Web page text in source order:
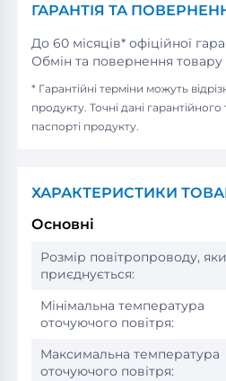
ГАРАНТІЯ ТА
До 60 місяців* офіційної
Обмін та повернення
* Гарантійні терміни можуть
продукту. Точні дані гарантійного
паспорті продукту.
ХАРАКТЕРИСТИКИ
Основні
Розмір повітропроводу,
приєднується:
Мінімальна температура
оточуючого повітря:
Максимальна температура
оточуючого повітря: